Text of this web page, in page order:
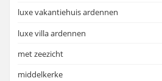
luxe vakantiehuis ardennen
luxe villa ardennen
met zeezicht
middelkerke